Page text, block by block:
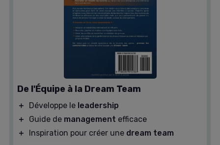
De l'Équipe à la Dream Team
＋ Développe le leadership
＋
Guide de management efficace
＋
Inspiration pour créer une dream team